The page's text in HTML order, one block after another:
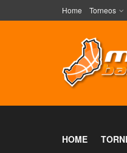
Home Torneos
HOME